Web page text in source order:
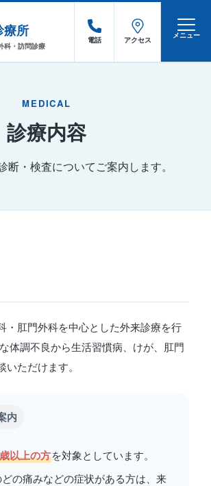
療所
科・訪問診療
電話 アクセス メニュー
MEDICAL
診療内容
断・検査についてご案内します。
・肛門外科を中心とした外来診療を行
体調不良から生活習慣病、けが、肛門
ただけます。
内
以上の方を対象としています。
の痛みなどの症状がある方は、来